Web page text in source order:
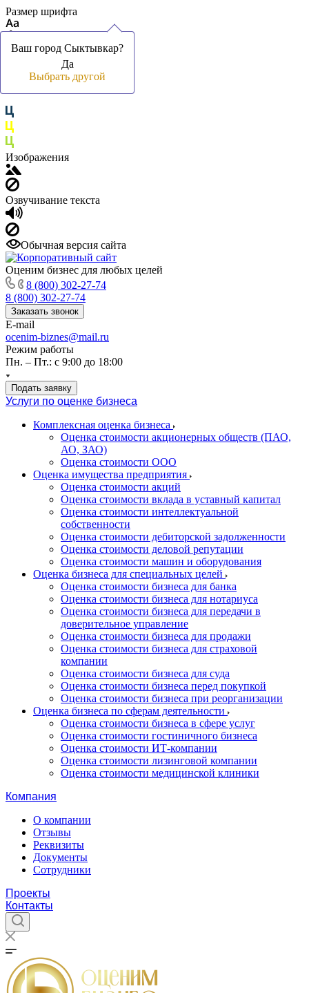
Размер шрифта
Цвет фона и шрифта
Изображения
Озвучивание текста
Обычная версия сайта
Оценим бизнес для любых целей
8 (800) 302-27-74
8 (800) 302-27-74
Заказать звонок
E-mail
ocenim-biznes@mail.ru
Режим работы
Пн. – Пт.: с 9:00 до 18:00
Подать заявку
Услуги по оценке бизнеса
Комплексная оценка бизнеса
Оценка стоимости акционерных обществ (ПАО,
АО, ЗАО)
Оценка стоимости ООО
Оценка имущества предприятия
Оценка стоимости акций
Оценка стоимости вклада в уставный капитал
Оценка стоимости интеллектуальной
собственности
Оценка стоимости дебиторской задолженности
Оценка стоимости деловой репутации
Оценка стоимости машин и оборудования
Оценка бизнеса для специальных целей
Оценка стоимости бизнеса для банка
Оценка стоимости бизнеса для нотариуса
Оценка стоимости бизнеса для передачи в
доверительное управление
Оценка стоимости бизнеса для продажи
Оценка стоимости бизнеса для страховой
компании
Оценка стоимости бизнеса для суда
Оценка стоимости бизнеса перед покупкой
Оценка стоимости бизнеса при реорганизации
Оценка бизнеса по сферам деятельности
Оценка стоимости бизнеса в сфере услуг
Оценка стоимости гостиничного бизнеса
Оценка стоимости ИТ-компании
Оценка стоимости лизинговой компании
Оценка стоимости медицинской клиники
Компания
О компании
Отзывы
Реквизиты
Документы
Сотрудники
Проекты
Контакты
Ваш город Сыктывкар?
Да
Выбрать другой
Ваш город Сыктывкар?
Да
Выбрать другой